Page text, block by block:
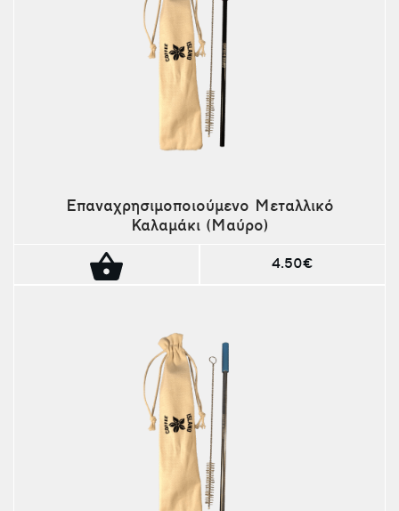
Επαναχρησιμοποιούμενο Μεταλλικό
Καλαμάκι (Μαύρο)
4.50€